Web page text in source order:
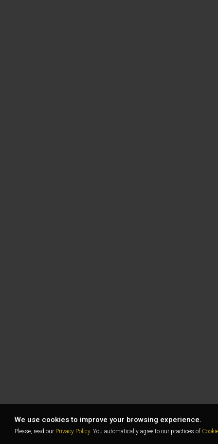
We use cookies to improve your browsing experience.
Please, read our Privacy Policy. You automatically agree to our practices of